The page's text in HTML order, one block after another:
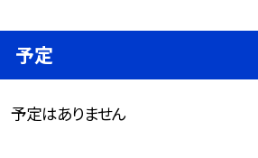
予定
予定はありません